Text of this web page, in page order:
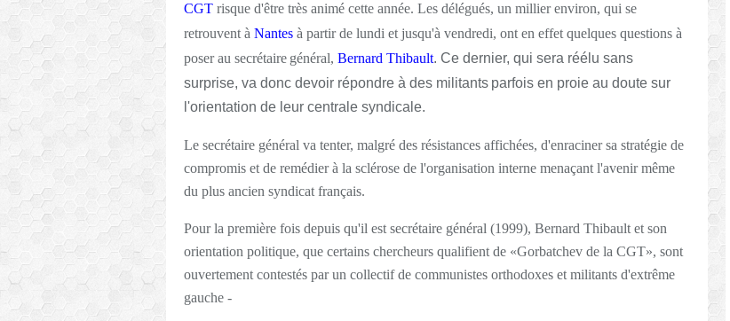
CGT risque d'être très animé cette année. Les délégués, un millier environ, qui se
retrouvent à Nantes à partir de lundi et jusqu'à vendredi, ont en effet quelques questions à
poser au secrétaire général, Bernard Thibault. Ce dernier, qui sera réélu sans
surprise, va donc devoir répondre à des militants parfois en proie au doute sur
l'orientation de leur centrale syndicale.
Le secrétaire général va tenter, malgré des résistances affichées, d'enraciner sa stratégie de
compromis et de remédier à la sclérose de l'organisation interne menaçant l'avenir même
du plus ancien syndicat français.
Pour la première fois depuis qu'il est secrétaire général (1999), Bernard Thibault et son
orientation politique, que certains chercheurs qualifient de «Gorbatchev de la CGT», sont
ouvertement contestés par un collectif de communistes orthodoxes et militants d'extrême
gauche -